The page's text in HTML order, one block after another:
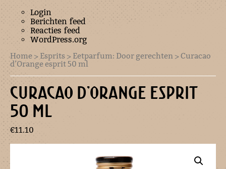
Login
Berichten feed
Reacties feed
WordPress.org
Home > Esprits > Eetparfum: Door gerechten > Curacao
d’Orange esprit 50 ml
CURACAO D’ORANGE ESPRIT
50 ML
€11.10